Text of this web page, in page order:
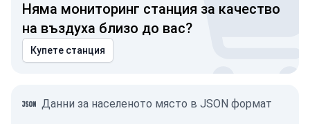
Няма мониторинг станция за качество
на въздуха близо до вас?
Купете станция
Данни за населеното място в JSON формат